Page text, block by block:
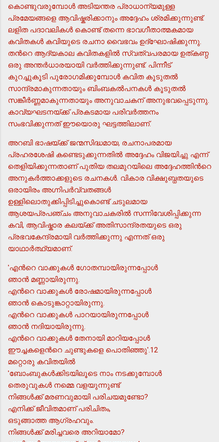
കൊണ്ടുവരുമ്പോള്‍ അടിയന്തര പ്രാധാന്യമുള്ള
പ്രമേയങ്ങളെ ആവിഷ്കരിക്കാനും അദ്ദേഹം ശ്രമിക്കുന്നുണ്ട്.
ലളിത പദാവലികള്‍ കൊണ്ട് തന്നെ ഭാവഗീതാത്മകമായ
കവിതകള്‍ കവിയുടെ രചനാ വൈഭവം ഉദ്ഘോഷിക്കുന്നു.
തന്‍റെ ആദ്യകാല കവിതകളില്‍ സ്വത്വപരമായ ഉത്കണ്ഠ
ഒരു അന്തര്‍ധാരയായി വര്‍ത്തിക്കുന്നുണ്ട്. പിന്നീട്
കുറച്ചുകൂടി പുരോഗമിക്കുമ്പോള്‍ കവിത കൂടുതല്‍
സാന്ദ്രമാകുന്നതായും ബിംബകല്‍പനകള്‍ കൂടുതല്‍
സങ്കീര്‍ണ്ണമാകുന്നതായും അനുവാചകന് അനുഭവപ്പെടുന്നു.
കാവ്യഘടനയ്ക്ക് പ്രകടമായ പരിവര്‍ത്തനം
സംഭവിക്കുന്നത് ഈയൊരു ഘട്ടത്തിലാണ്.
അറബി ഭാഷയ്ക്ക് ജന്മസിദ്ധമായ, രചനാപരമായ
പ്രഹരശേഷി കണ്ടെടുക്കുന്നതില്‍ അദ്ദേഹം വിജയിച്ചു എന്ന്
തെളിയിക്കുന്നതാണ് പുതിയ തലമുറയിലെ അദ്ദേഹത്തിന്‍റെ
അനുകര്‍ത്താക്കളുടെ രചനകള്‍. വികാര വിക്ഷുബ്ധതയുടെ
ഒരായിരം അഗ്നിപര്‍വ്വതങ്ങള്‍
ഉള്ളിലൊതുക്കിപ്പിടിച്ചുകൊണ്ട് ചടുലമായ
ആശയപ്രപഞ്ചം അനുവാചകരില്‍ സന്നിവേശിപ്പിക്കുന്ന
കവി, ആവിഷ്കാര കലയ്ക്ക് അതിസാന്ദ്രതയുടെ ഒരു
പ്രഭവകേന്ദ്രമായി വര്‍ത്തിക്കുന്നു എന്നത് ഒരു
യാഥാര്‍ത്ഥ്യമാണ്.
'എന്‍റെ വാക്കുകള്‍ ഗോതമ്പായിരുന്നപ്പോള്‍
ഞാന്‍ മണ്ണായിരുന്നു.
എന്‍റെ വാക്കുകള്‍ രോഷമായിരുന്നപ്പോള്‍
ഞാന്‍ കൊടുങ്കാറ്റായിരുന്നു.
എന്‍റെ വാക്കുകള്‍ പാറയായിരുന്നപ്പോള്‍
ഞാന്‍ നദിയായിരുന്നു.
എന്‍റെ വാക്കുകള്‍ തേനായി മാറിയപ്പോള്‍
ഈച്ചകളെന്‍റെ ചുണ്ടുകളെ പൊതിഞ്ഞു'.12
മറ്റൊരു കവിതയില്‍
'ബോംബുകള്‍ക്കിടയിലൂടെ നാം നടക്കുമ്പോള്‍
തെരുവുകള്‍ നമ്മെ വളയുന്നുണ്ട്
നിങ്ങള്‍ക്ക് മരണവുമായി പരിചയമുണ്ടോ?
എനിക്ക് ജീവിതമാണ് പരിചിതം,
ഒടുങ്ങാത്ത ആഗ്രഹവും.
നിങ്ങള്‍ക്ക് മരിച്ചവരെ അറിയാമോ?